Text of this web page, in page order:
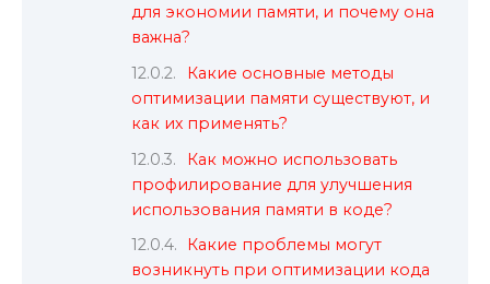
для экономии памяти, и почему она
важна?
Какие основные методы
оптимизации памяти существуют, и
как их применять?
Как можно использовать
профилирование для улучшения
использования памяти в коде?
Какие проблемы могут
возникнуть при оптимизации кода